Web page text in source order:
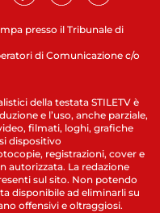
presso il Tribunale di
di Comunicazione c/o
della testata STILETV è
e l’uso, anche parziale,
filmati, loghi, grafiche
dispositivo
registrazioni, cover e
autorizzata. La redazione
sul sito. Non potendo
disponibile ad eliminarli su
offensivi e oltraggiosi.